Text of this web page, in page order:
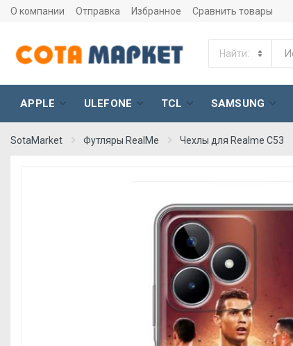
О компании Отправка Избранное Сравнить товары
APPLE ULEFONE TCL SAMSUNG
SotaMarket Футляры RealMe Чехлы для Realme C53